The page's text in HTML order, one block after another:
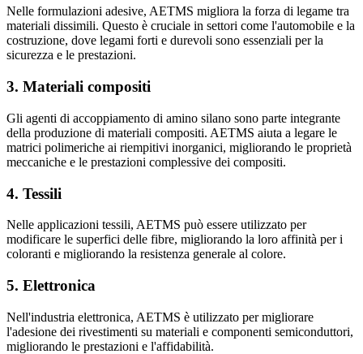
Nelle formulazioni adesive, AETMS migliora la forza di legame tra
materiali dissimili. Questo è cruciale in settori come l'automobile e la
costruzione, dove legami forti e durevoli sono essenziali per la
sicurezza e le prestazioni.
3. Materiali compositi
Gli agenti di accoppiamento di amino silano sono parte integrante
della produzione di materiali compositi. AETMS aiuta a legare le
matrici polimeriche ai riempitivi inorganici, migliorando le proprietà
meccaniche e le prestazioni complessive dei compositi.
4. Tessili
Nelle applicazioni tessili, AETMS può essere utilizzato per
modificare le superfici delle fibre, migliorando la loro affinità per i
coloranti e migliorando la resistenza generale al colore.
5. Elettronica
Nell'industria elettronica, AETMS è utilizzato per migliorare
l'adesione dei rivestimenti su materiali e componenti semiconduttori,
migliorando le prestazioni e l'affidabilità.